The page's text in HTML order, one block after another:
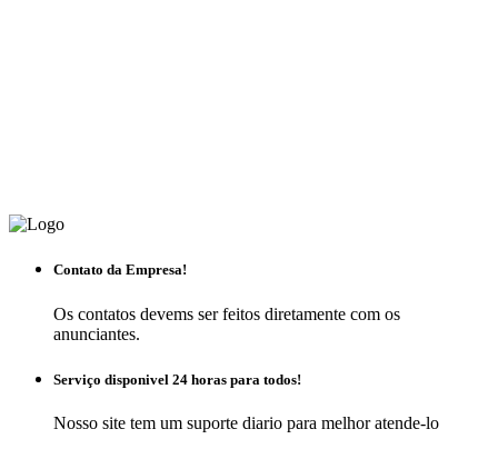
Contato da Empresa!
Os contatos devems ser feitos diretamente com os
anunciantes.
Serviço disponivel 24 horas para todos!
Nosso site tem um suporte diario para melhor atende-lo